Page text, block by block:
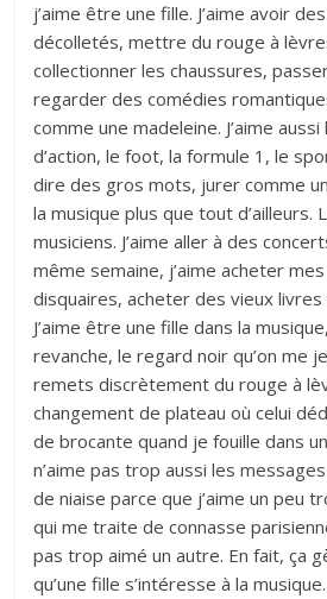
j’aime être une fille. J’aime avoir
décolletés, mettre du rouge à
collectionner les chaussures,
regarder des comédies
comme une madeleine. J’aime
d’action, le foot, la formule 1, le
dire des gros mots, jurer comme
la musique plus que tout d’ailleurs.
musiciens. J’aime aller à des
même semaine, j’aime acheter
disquaires, acheter des vieux livres
J’aime être une fille dans la
revanche, le regard noir qu’on me
remets discrètement du rouge à
changement de plateau où celui
de brocante quand je fouille dans
n’aime pas trop aussi les
de niaise parce que j’aime un peu
qui me traite de connasse
pas trop aimé un autre. En fait, ça
qu’une fille s’intéresse à la